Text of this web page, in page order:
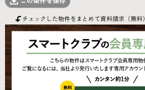
チェックした物件をまとめて資料請求（無料）